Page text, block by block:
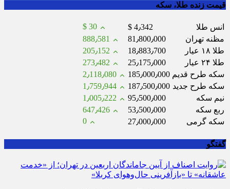
قیمت زنده طلا، سکه
انس طلا $ 4٫342
$ 30
مظنه تهران
81٫800٫000
888٫581
طلا ۱۸ عیار
18٫883٫700
205٫152
طلا ۲۴ عیار
25٫175٫000
273٫482
سکه طرح قدیم 185٫000٫000
2٫118٫080
سکه طرح جدید 187٫500٫000
1٫759٫944
نیم سکه
95٫500٫000
1٫005٫222
ربع سکه
53٫500٫000
647٫426
سکه گرمی
27٫000٫000 0
گفتگو